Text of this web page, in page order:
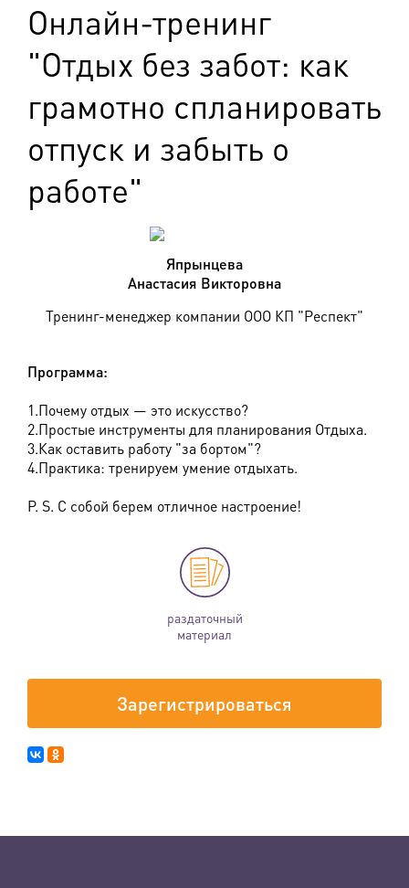
Онлайн-тренинг
"Отдых без забот: как
грамотно спланировать
отпуск и забыть о
работе"
Япрынцева
Анастасия Викторовна
Тренинг-менеджер компании ООО КП "Респект"
Программа:
1.Почему отдых — это искусство?
2.Простые инструменты для планирования Отдыха.
3.Как оставить работу "за бортом"?
4.Практика: тренируем умение отдыхать.
P. S. С собой берем отличное настроение!
раздаточный
материал
Зарегистрироваться